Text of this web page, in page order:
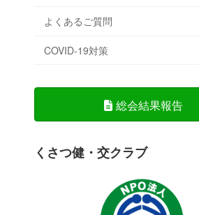
よくあるご質問
COVID-19対策
総会結果報告
くさつ健・交クラブ